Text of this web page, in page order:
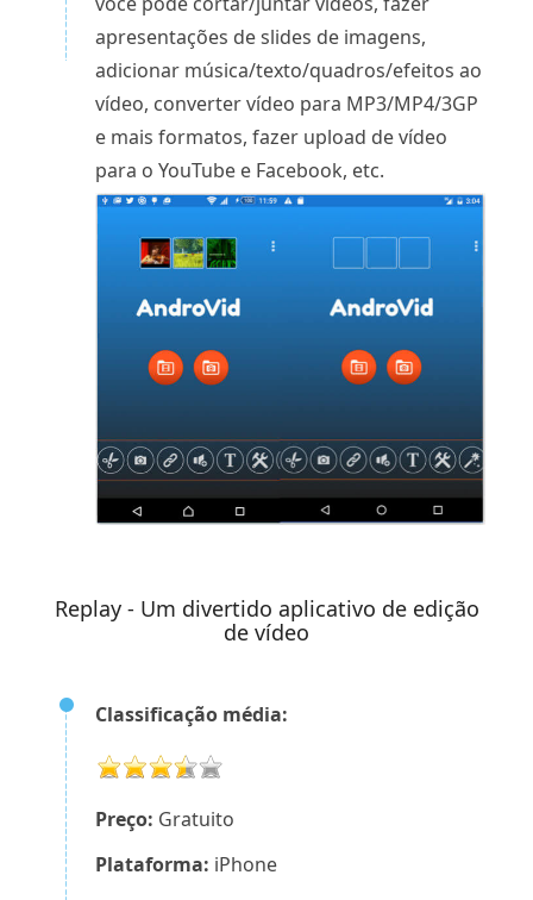
apresentações de slides de imagens,
adicionar música/texto/quadros/efeitos ao
vídeo, converter vídeo para MP3/MP4/3GP
e mais formatos, fazer upload de vídeo
para o YouTube e Facebook, etc.
Replay - Um divertido aplicativo de edição
de vídeo
Classificação média:
Preço: Gratuito
Plataforma: iPhone